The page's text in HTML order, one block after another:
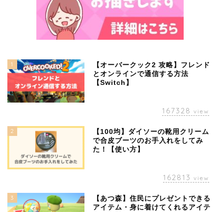
1
【オーバークック2 攻略】フレンド
とオンラインで通信する方法
【Switch】
167328 view
2
【100均】ダイソーの靴用クリーム
で合皮ブーツのお手入れをしてみ
た！【使い方】
162813 view
3
【あつ森】住民にプレゼントできる
アイテム・身に着けてくれるアイテ